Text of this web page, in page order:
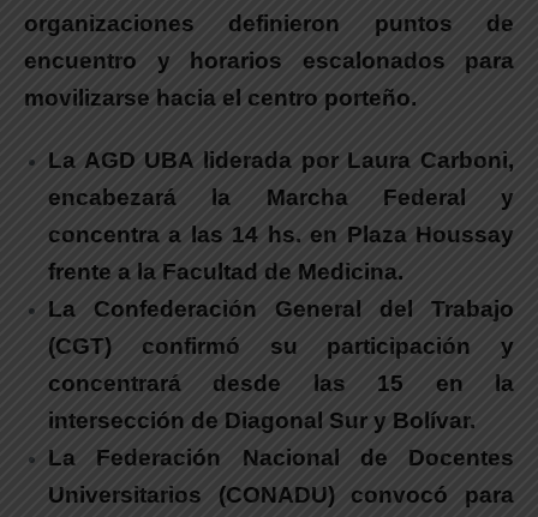
organizaciones definieron puntos de
encuentro y horarios escalonados para
movilizarse hacia el centro porteño.
La AGD UBA liderada por Laura Carboni,
encabezará la Marcha Federal y
concentra a las 14 hs. en Plaza Houssay
frente a la Facultad de Medicina.
La Confederación General del Trabajo
(CGT) confirmó su participación y
concentrará desde las 15 en la
intersección de Diagonal Sur y Bolívar.
La Federación Nacional de Docentes
Universitarios (CONADU)convocó para